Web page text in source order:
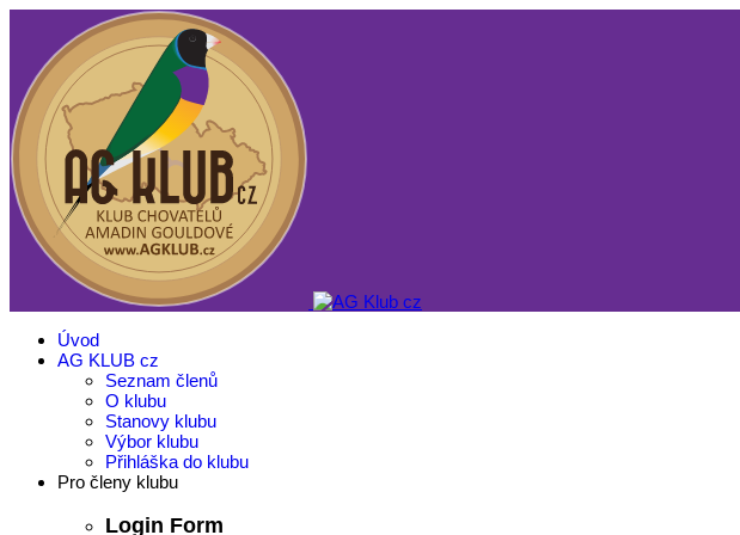
Úvod
AG KLUB cz
Seznam členů
O klubu
Stanovy klubu
Výbor klubu
Přihláška do klubu
Pro členy klubu
Login Form